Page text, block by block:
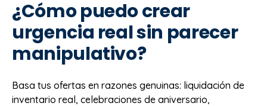
¿Cómo puedo crear
urgencia real sin parecer
manipulativo?
Basa tus ofertas en razones genuinas: liquidación de
inventario real, celebraciones de aniversario,